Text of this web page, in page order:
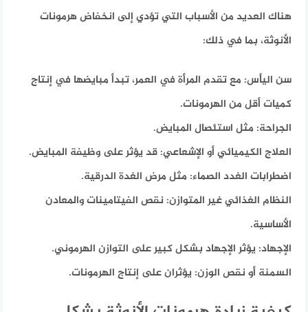
هناك العديد من الأسباب التي تؤدي إلى انخفاض هرمونات
الأنوثة، بما في ذلك:
سن اليأس: مع تقدم المرأة في العمر، تبدأ مبايضها في إنتاج
كميات أقل من الهرمونات.
الجراحة: مثل استئصال المبايض.
العلاج الكيميائي أو الإشعاعي: قد يؤثر على وظيفة المبايض.
اضطرابات الغدد الصماء: مثل مرض الغدة الدرقية.
النظام الغذائي غير المتوازن: نقص الفيتامينات والمعادن
الأساسية.
الإجهاد: يؤثر الإجهاد بشكل كبير على التوازن الهرموني.
السمنة أو نقص الوزن: يؤثران على إنتاج الهرمونات.